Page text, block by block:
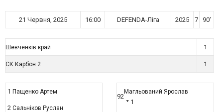
21 Червня, 2025 16:00 DEFENDA-Ліга 2025 7 90'
Шевченків край 1
СК Карбон 2 1
1 Пащенко Артем
2 Сальніков Руслан
92
Магльований Ярослав
1